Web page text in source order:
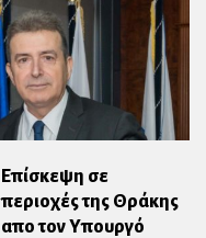
Επίσκεψη σε
περιοχές της Θράκης
απο τον Υπουργό